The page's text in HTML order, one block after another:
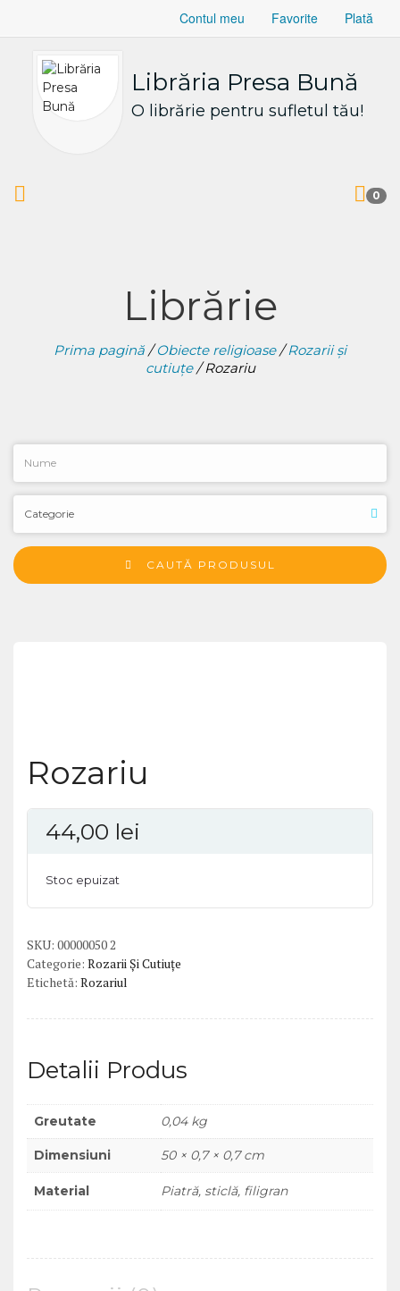
Contul meu Favorite Plată
Librăria Presa Bună
O librărie pentru sufletul tău!
0
Librărie
Prima pagină /Obiecte religioase/Rozarii și
cutiuțe/ Rozariu
CAUTĂ PRODUSUL
Rozariu
44,00 lei
Stoc epuizat
SKU: 00000050 2
Categorie: Rozarii Și Cutiuțe
Etichetă: Rozariul
Detalii Produs
Greutate 0,04 kg
Dimensiuni 50 × 0,7 × 0,7 cm
Material Piatră, sticlă, filigran